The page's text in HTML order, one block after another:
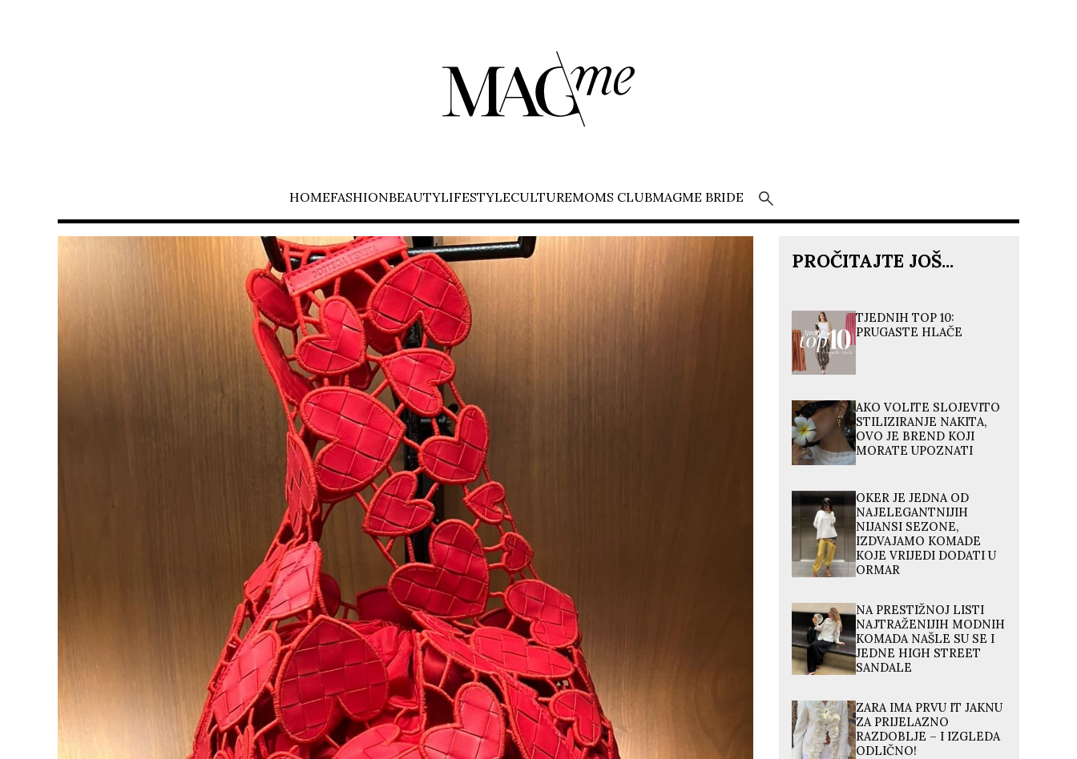
HOMEFASHIONBEAUTYLIFESTYLECULTUREMOMS CLUBMAGME BRIDE
PROČITAJTE JOŠ...
TJEDNIH TOP 10:
PRUGASTE HLAČE
AKO VOLITE SLOJEVITO
STILIZIRANJE NAKITA,
OVO JE BREND KOJI
MORATE UPOZNATI
OKER JE JEDNA OD
NAJELEGANTNIJIH
NIJANSI SEZONE,
IZDVAJAMO KOMADE
KOJE VRIJEDI DODATI U
ORMAR
NA PRESTIŽNOJ LISTI
NAJTRAŽENIJIH MODNIH
KOMADA NAŠLE SU SE I
JEDNE HIGH STREET
SANDALE
ZARA IMA PRVU IT JAKNU
ZA PRIJELAZNO
RAZDOBLJE – I IZGLEDA
ODLIČNO!